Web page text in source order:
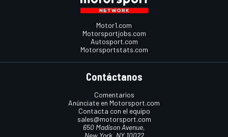
Motor1.com
Motorsportjobs.com
Autosport.com
Motorsportstats.com
Contáctanos
Comentarios
Anúnciate en Motorsport.com
Contacta con el equipo
sales@motorsport.com
650 Madison Avenue,